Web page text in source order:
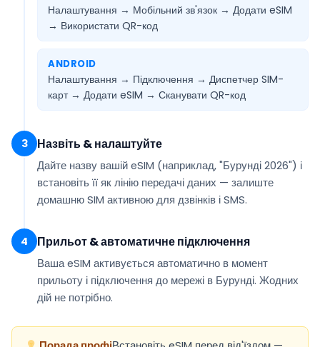
Налаштування → Мобільний зв'язок → Додати eSIM
→ Використати QR-код
ANDROID
Налаштування → Підключення → Диспетчер SIM-
карт → Додати eSIM → Сканувати QR-код
3 Назвіть & налаштуйте
Дайте назву вашій eSIM (наприклад, "Бурунді 2026") і
встановіть її як лінію передачі даних — залиште
домашню SIM активною для дзвінків і SMS.
4 Прильот & автоматичне підключення
Ваша eSIM активується автоматично в момент
прильоту і підключення до мережі в Бурунді. Жодних
дій не потрібно.